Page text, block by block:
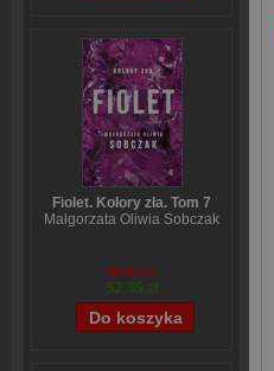
Fiolet. Kolory zła. Tom 7
Małgorzata Oliwia Sobczak
65,19 zł
52,35 zł